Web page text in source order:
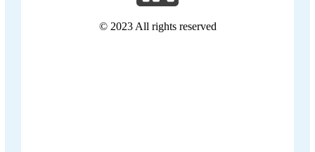
© 2023 All rights reserved